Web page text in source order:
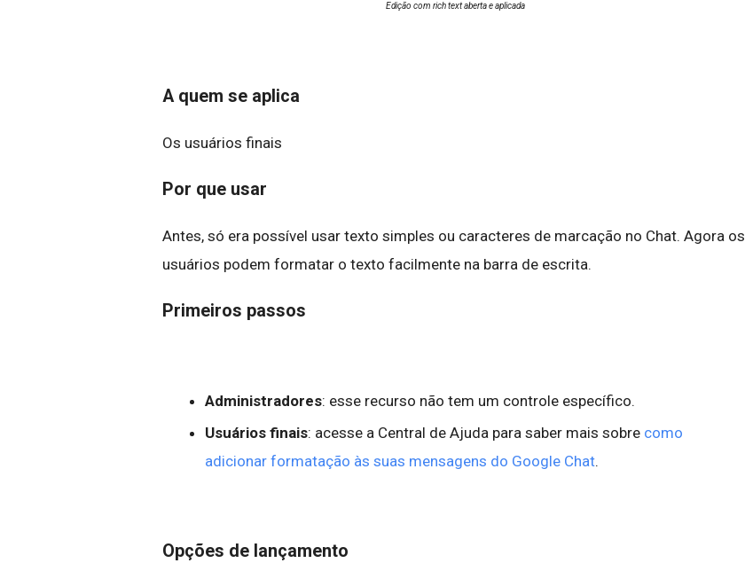
Edição com rich text aberta e aplicada
A quem se aplica
Os usuários finais
Por que usar
Antes, só era possível usar texto simples ou caracteres de marcação no Chat. Agora os
usuários podem formatar o texto facilmente na barra de escrita.
Primeiros passos
Administradores: esse recurso não tem um controle específico.
Usuários finais: acesse a Central de Ajuda para saber mais sobre como
adicionar formatação às suas mensagens do Google Chat.
Opções de lançamento